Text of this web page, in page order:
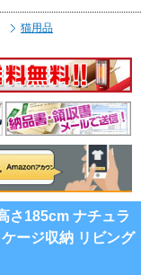
猫用品
さ185cm ナチュラ
ージ収納 リビング